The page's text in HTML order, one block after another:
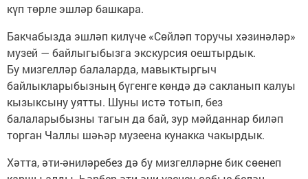
күп төрле эшләр башкара.
Бакчабызда эшләп килүче «Сөйләп торучы хәзинәләр»
музей — байлыгыбызга экскурсия оештырдык.
Бу мизгелләр балаларда, мавыктыргыч
байлыкларыбызның бүгенге көндә дә сакланып калуы
кызыксыну уятты. Шуны истә тотып, без
балаларыбызны тагын да бай, зур мәйданнар биләп
торган Чаллы шәһәр музеена кунакка чакырдык.
Хәтта, әти-әниләребез дә бу мизгелләрне бик сөенеп